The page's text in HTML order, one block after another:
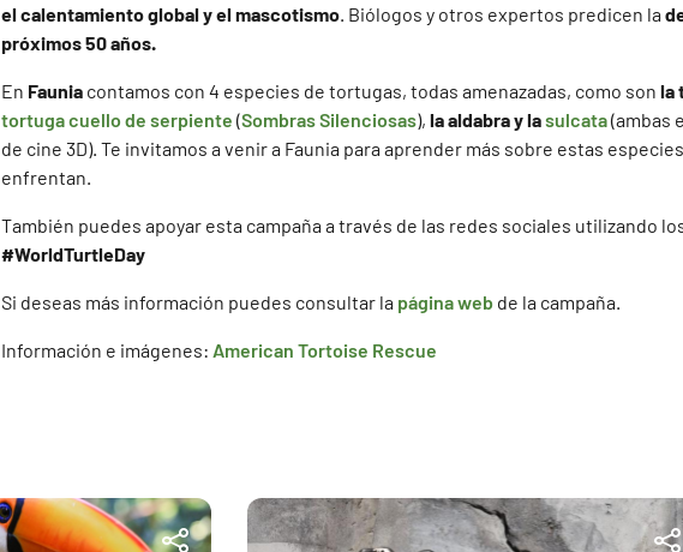
el calentamiento global y el mascotismo. Biólogos y otros expertos predicen la
próximos 50 años.
En Faunia contamos con 4 especies de tortugas, todas amenazadas, como son la
tortuga cuello de serpiente (Sombras Silenciosas), la aldabra y lasulcata(ambas
de cine 3D). Te invitamos a venir a Faunia para aprender más sobre estas
enfrentan.
También puedes apoyar esta campaña a través de las redes sociales utilizando
#WorldTurtleDay
Si deseas más información puedes consultar la página web de la campaña.
Información e imágenes: American Tortoise Rescue